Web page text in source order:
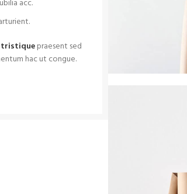
acc.
tristiquepraesent sed
hac ut congue.